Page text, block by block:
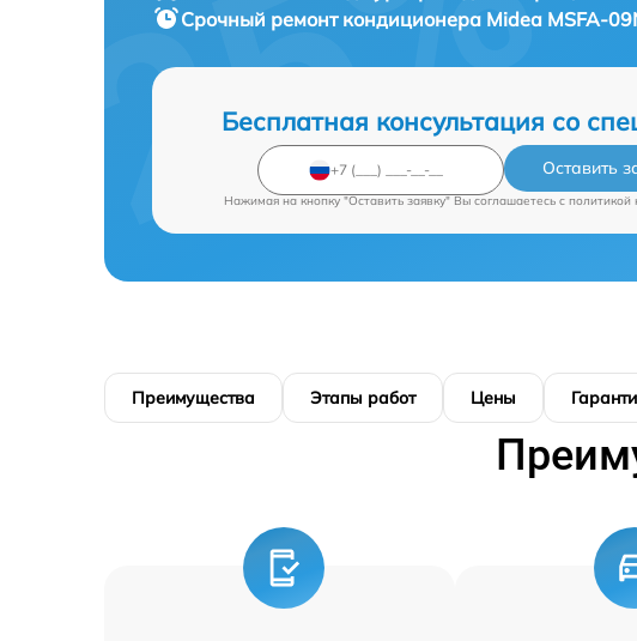
Срочный ремонт кондиционера Midea MSFA-
Бесплатная консультация со
Оставить
Нажимая на кнопку "Оставить заявку" Вы соглашаетесь c политикой
Преимущества Этапы работ Цены